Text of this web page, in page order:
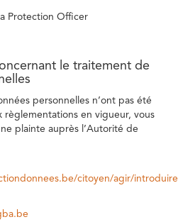
Protection Officer
le traitement de
personnelles n’ont pas été
règlementations en vigueur, vous
plainte auprès l’Autorité de
citoyen/agir/